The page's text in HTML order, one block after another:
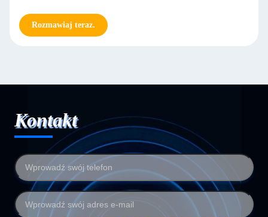
Rozmawiaj teraz.
Kontakt